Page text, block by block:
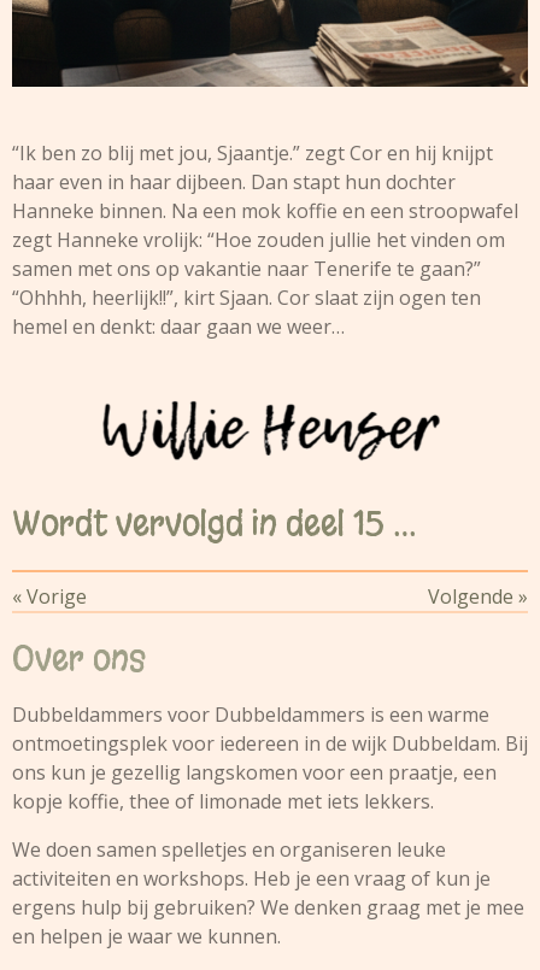
“Ik ben zo blij met jou, Sjaantje.” zegt Cor en hij knijpt
haar even in haar dijbeen. Dan stapt hun dochter
Hanneke binnen. Na een mok koffie en een stroopwafel
zegt Hanneke vrolijk: “Hoe zouden jullie het vinden om
samen met ons op vakantie naar Tenerife te gaan?”
“Ohhhh, heerlijk!!”, kirt Sjaan. Cor slaat zijn ogen ten
hemel en denkt: daar gaan we weer…
Wordt vervolgd in deel 15 …
«Vorige Volgende »
Over ons
Dubbeldammers voor Dubbeldammers is een warme
ontmoetingsplek voor iedereen in de wijk Dubbeldam. Bij
ons kun je gezellig langskomen voor een praatje, een
kopje koffie, thee of limonade met iets lekkers.
We doen samen spelletjes en organiseren leuke
activiteiten en workshops. Heb je een vraag of kun je
ergens hulp bij gebruiken? We denken graag met je mee
en helpen je waar we kunnen.